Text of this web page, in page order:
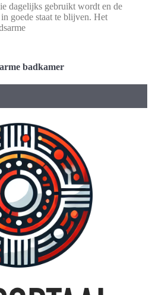
dagelijks gebruikt wordt en de
goede staat te blijven. Het
badkamer